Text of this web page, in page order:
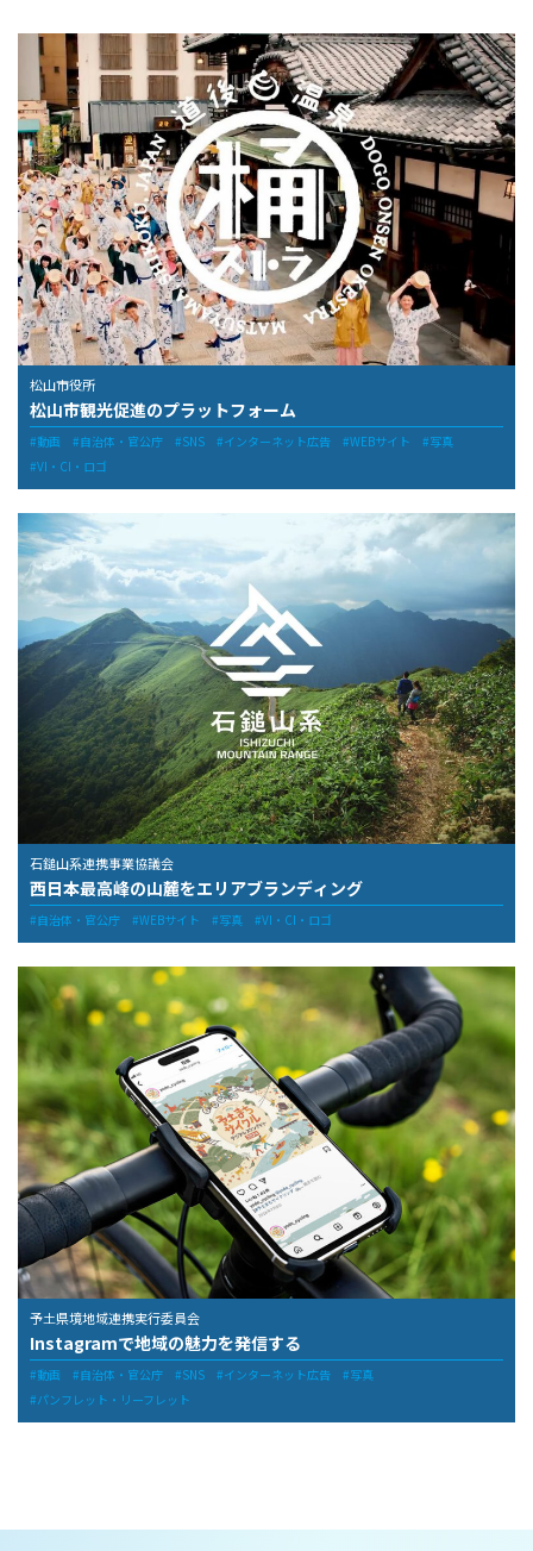
松山市役所
松山市観光促進のプラットフォーム
動画 自治体・官公庁 SNS インターネット広告 WEBサイト
写真
VI・CI・ロゴ
石鎚山系連携事業協議会
西日本最高峰の山麓をエリアブランディング
自治体・官公庁 WEBサイト 写真 VI・CI・ロゴ
予土県境地域連携実行委員会
Instagramで地域の魅力を発信する
動画 自治体・官公庁 SNS インターネット広告
写真
パンフレット・リーフレット